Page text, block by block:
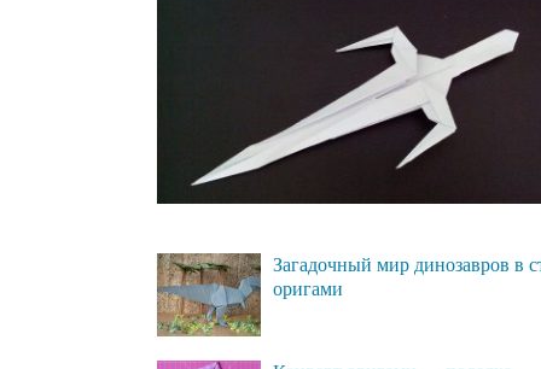
Загадочный мир динозавров в
оригами